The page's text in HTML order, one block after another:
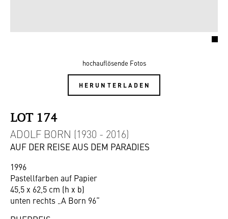
hochauflösende Fotos
HERUNTERLADEN
LOT 174
ADOLF BORN (1930 - 2016)
AUF DER REISE AUS DEM PARADIES
1996
Pastellfarben auf Papier
45,5 x 62,5 cm (h x b)
unten rechts „A Born 96“